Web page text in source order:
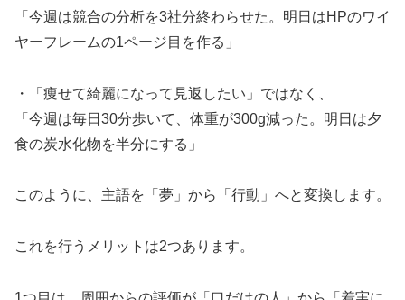
「今週は競合の分析を3社分終わらせた。明日はHPのワイ
ヤーフレームの1ページ目を作る」
・「痩せて綺麗になって見返したい」ではなく、
「今週は毎日30分歩いて、体重が300g減った。明日は夕
食の炭水化物を半分にする」
このように、主語を「夢」から「行動」へと変換します。
これを行うメリットは2つあります。